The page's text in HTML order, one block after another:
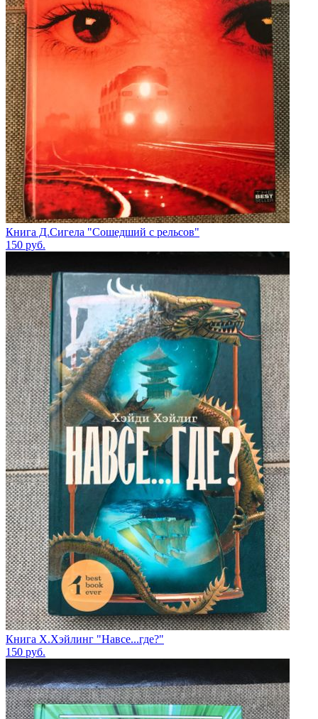
Книга Д.Сигела "Сошедший с рельсов"
150 руб.
Книга Х.Хэйлинг "Навсе...где?"
150 руб.